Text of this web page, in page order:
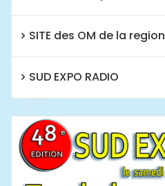
SITE des OM de la region
SUD EXPO RADIO